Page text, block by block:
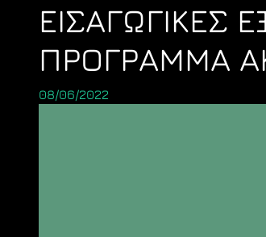
ΕΙΣΑΓΩΓΙΚΕΣ
ΠΡΟΓΡΑΜΜΑ
08/06/2022